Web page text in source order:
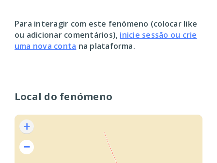
Local do fenómeno
+
−
Para interagir com este fenómeno (colocar like
ou adicionar comentários), inicie sessão ou crie
uma nova conta na plataforma.